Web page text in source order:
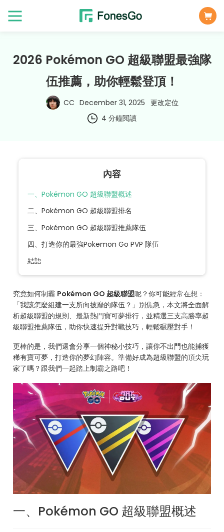
2026 Pokémon GO 超級聯盟最強隊
伍推薦，助你輕鬆登頂！
CC December 31, 2025 更改定位
4 分鐘閱讀
內容
一、Pokémon GO 超級聯盟概述
二、Pokémon GO 超級聯盟排名
三、Pokémon GO 超級聯盟推薦隊伍
四、打造你的最強Pokemon Go PVP 隊伍
結語
究竟如何制霸 Pokémon GO 超級聯盟呢？你可能經常在想：
「我該怎麼組建一支所向披靡的隊伍？」別焦急，本文將全面解
析超級聯盟的規則、最新熱門寶可夢排行，並精選三支高勝率超
級聯盟推薦隊伍，助你快速提升對戰技巧，輕鬆碾壓對手！
更棒的是，我們還會分享一個神秘小技巧，讓你不出門也能捕獲
稀有寶可夢，打造你的夢幻陣容。準備好成為超級聯盟的頂尖玩
家了嗎？跟我們一起踏上制霸之路吧！
一、Pokémon GO 超級聯盟概述